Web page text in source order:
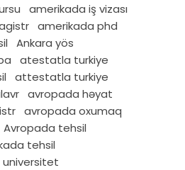
amerikada iş vizası
amerikada phd
Ankara yös
atestatla turkiye
attestatla turkiye
avropada həyat
avropada oxumaq
Avropada tehsil
tehsil
universitet